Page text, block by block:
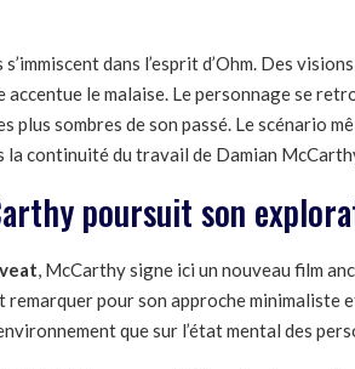
s’immiscent dans l’esprit d’Ohm. Des
accentue le malaise. Le personnage se
plus sombres de son passé. Le scénario
la continuité du travail de Damian
poursuit son
, McCarthy signe ici un nouveau film
remarquer pour son approche
que sur l’état mental des